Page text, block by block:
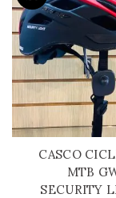
CASCO
MTB
SECURITY